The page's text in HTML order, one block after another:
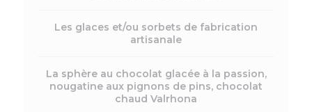
Les glaces et/ou sorbets de fabrication
artisanale
La sphère au chocolat glacée à la passion,
nougatine aux pignons de pins, chocolat
chaud Valrhona